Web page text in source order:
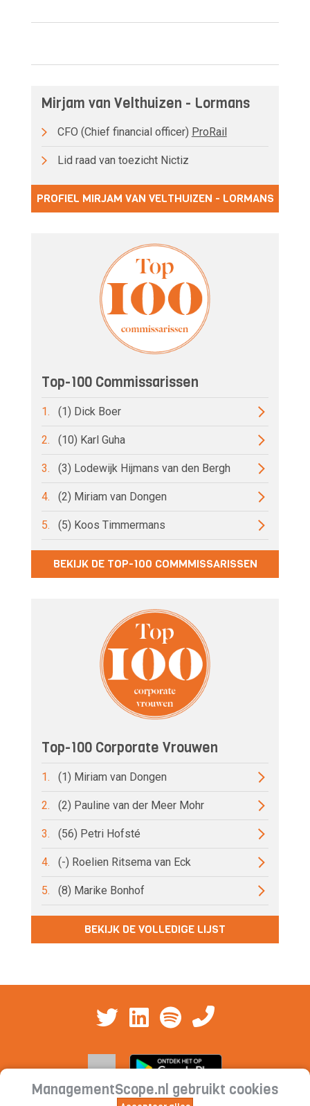
Mirjam van Velthuizen - Lormans
CFO (Chief financial officer) ProRail
Lid raad van toezicht Nictiz
PROFIEL MIRJAM VAN VELTHUIZEN - LORMANS
Top-100 Commissarissen
1. (1) Dick Boer
2. (10) Karl Guha
3. (3) Lodewijk Hijmans van den Bergh
4. (2) Miriam van Dongen
5. (5) Koos Timmermans
BEKIJK DE TOP-100 COMMMISSARISSEN
Top-100 Corporate Vrouwen
1. (1) Miriam van Dongen
2. (2) Pauline van der Meer Mohr
3. (56) Petri Hofsté
4. (-) Roelien Ritsema van Eck
5. (8) Marike Bonhof
BEKIJK DE VOLLEDIGE LIJST
ManagementScope.nl gebruikt cookies